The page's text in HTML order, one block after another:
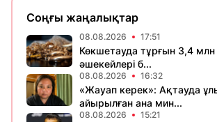
Соңғы жаңалықтар
08.08.2026 17:51
Көкшетауда тұрғын 3,4 млн
әшекейлері б...
08.08.2026 16:32
«Жауап керек»: Ақтауда
айырылған ана мин...
08.08.2026 15:21